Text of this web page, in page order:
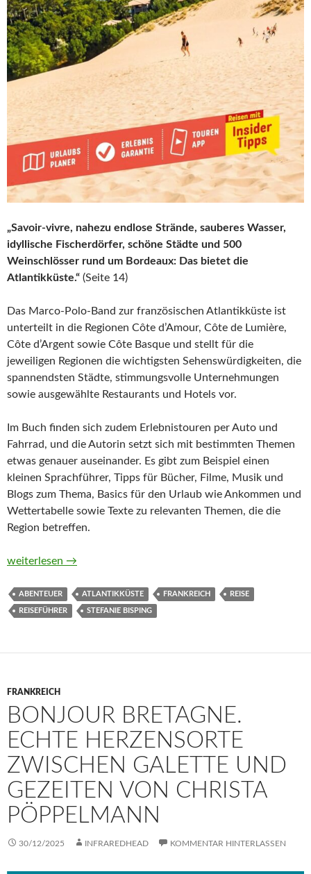
„Savoir-vivre, nahezu endlose Strände, sauberes Wasser,
idyllische Fischerdörfer, schöne Städte und 500
Weinschlösser rund um Bordeaux: Das bietet die
Atlantikküste.“ (Seite 14)
Das Marco-Polo-Band zur französischen Atlantikküste ist
unterteilt in die Regionen Côte d’Amour, Côte de Lumière,
Côte d’Argent sowie Côte Basque und stellt für die
jeweiligen Regionen die wichtigsten Sehenswürdigkeiten, die
spannendsten Städte, stimmungsvolle Unternehmungen
sowie ausgewählte Restaurants und Hotels vor.
Im Buch finden sich zudem Erlebnistouren per Auto und
Fahrrad, und die Autorin setzt sich mit bestimmten Themen
etwas genauer auseinander. Es gibt zum Beispiel einen
kleinen Sprachführer, Tipps für Bücher, Filme, Musik und
Blogs zum Thema, Basics für den Urlaub wie Ankommen und
Wettertabelle sowie Texte zu relevanten Themen, die die
Region betreffen.
MARCO POLO Französische Atlantikküste von Stefanie
weiterlesen →
ABENTEUER ATLANTIKKÜSTE FRANKREICH REISE
REISEFÜHRER STEFANIE BISPING
FRANKREICH
BONJOUR BRETAGNE.
ECHTE HERZENSORTE
ZWISCHEN GALETTE UND
GEZEITEN VON CHRISTA
PÖPPELMANN
30/12/2025 INFRAREDHEAD KOMMENTAR HINTERLASSEN